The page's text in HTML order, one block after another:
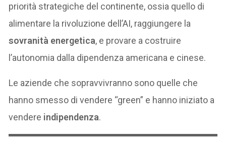
priorità strategiche del continente, ossia quello di
alimentare la rivoluzione dell’AI, raggiungere la
sovranità energetica, e provare a costruire
l’autonomia dalla dipendenza americana e cinese.
Le aziende che sopravvivranno sono quelle che
hanno smesso di vendere “green” e hanno iniziato a
vendere indipendenza.